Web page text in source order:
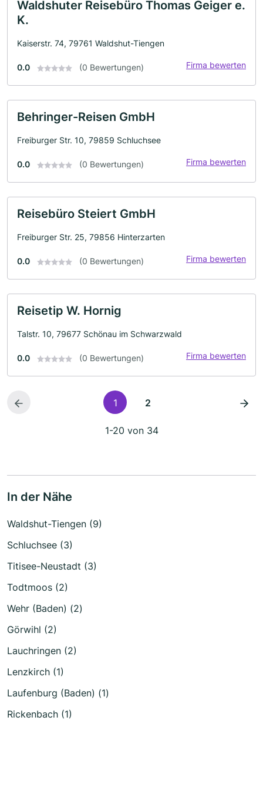
Waldshuter Reisebüro Thomas Geiger e.
K.
Kaiserstr. 74, 79761 Waldshut-Tiengen
0.0 (0 Bewertungen) Firma bewerten
Behringer-Reisen GmbH
Freiburger Str. 10, 79859 Schluchsee
0.0 (0 Bewertungen) Firma bewerten
Reisebüro Steiert GmbH
Freiburger Str. 25, 79856 Hinterzarten
0.0 (0 Bewertungen) Firma bewerten
Reisetip W. Hornig
Talstr. 10, 79677 Schönau im Schwarzwald
0.0 (0 Bewertungen) Firma bewerten
1 2
1-20 von 34
In der Nähe
Waldshut-Tiengen (9)
Schluchsee (3)
Titisee-Neustadt (3)
Todtmoos (2)
Wehr (Baden) (2)
Görwihl (2)
Lauchringen (2)
Lenzkirch (1)
Laufenburg (Baden) (1)
Rickenbach (1)